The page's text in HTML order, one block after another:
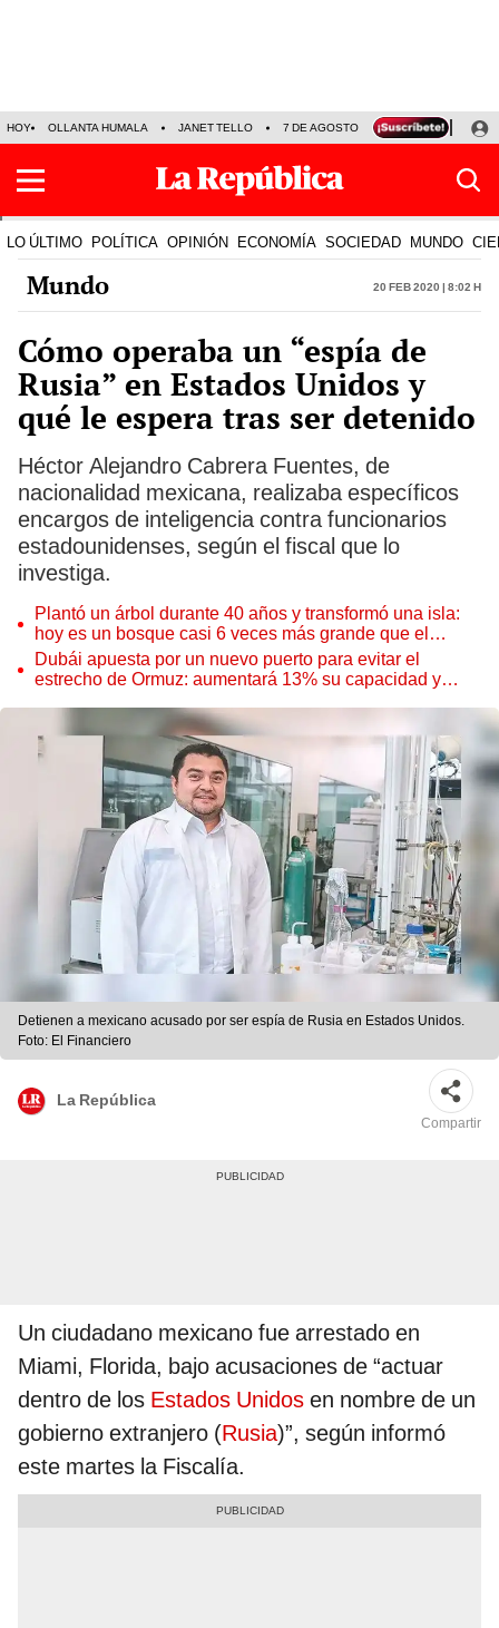
HOY OLLANTA HUMALA JANET TELLO 7 DE AGOSTO TINKA RESULTADOS
LO ÚLTIMO POLÍTICA OPINIÓN ECONOMÍA SOCIEDAD MUNDO
Mundo 20 Feb 2020 | 8:02 h
Cómo operaba un “espía de
Rusia” en Estados Unidos y
qué le espera tras ser detenido
Héctor Alejandro Cabrera Fuentes, de
nacionalidad mexicana, realizaba específicos
encargos de inteligencia contra funcionarios
estadounidenses, según el fiscal que lo
investiga.
Plantó un árbol durante 40 años y transformó una isla:
hoy es un bosque casi 6 veces más grande que el
Parque de las Leyendas
Dubái apuesta por un nuevo puerto para evitar el
estrecho de Ormuz: aumentará 13% su capacidad y
Detienen a mexicano acusado por ser espía de Rusia en Estados Unidos.
Foto: El Financiero
La República
Compartir
Un ciudadano mexicano fue arrestado en
Miami, Florida, bajo acusaciones de “actuar
dentro de los Estados Unidos en nombre de un
gobierno extranjero (Rusia)”, según informó
este martes la Fiscalía.